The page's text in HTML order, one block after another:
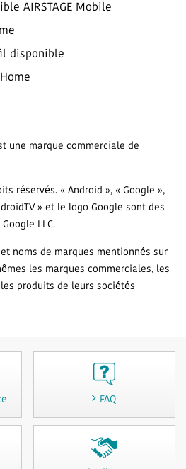
AIRSTAGE Mobile
disponible
une marque commerciale de
réservés. « Android », « Google »,
» et le logo Google sont des
LLC.
noms de marques mentionnés sur
les marques commerciales, les
produits de leurs sociétés
FAQ